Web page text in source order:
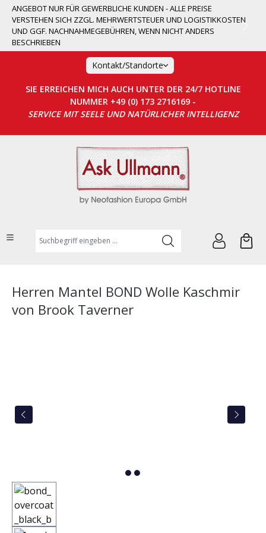
springen
ANGEBOT NUR FÜR GEWERBLICHE KUNDEN - ALLE PREISE
VERSTEHEN SICH ZZGL. MEHRWERTSTEUER UND LOGISTIKKOSTEN
UND GGF. NACHNAHMEGEBÜHREN, WENN NICHT ANDERS
BESCHRIEBEN
Kontakt/Standorte
SIE ERREICHEN MICH AUCH UNTER DER 24/7 HOTLINE
NUMMER +49 (0) 173 2716169 -
SERVICE MIT SEELE UND NATÜRLICHER INTELLIGENZ
Suchbegriff eingeben ...
Herren Mantel BOND Wolle Kaschmir
von Brook Taverner